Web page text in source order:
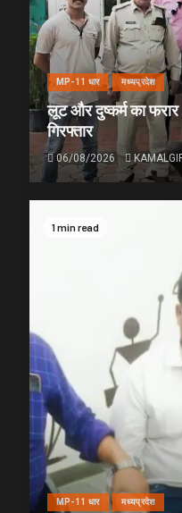
MP-11 धार मध्यप्रदेश
लूट और दुष्कर्म का फरार
गिरफ्तार
06/08/2026
1 min read
MP-11 धार मध्यप्रदेश